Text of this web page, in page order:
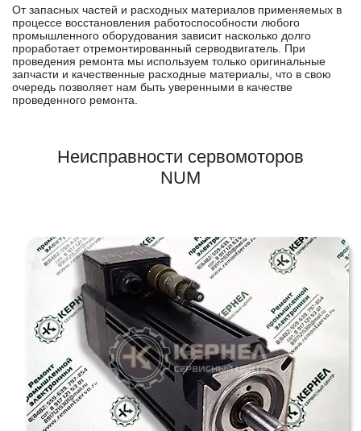
От запасных частей и расходных материалов применяемых в
процессе восстановления работоспособности любого
промышленного оборудования зависит насколько долго
проработает отремонтированный серводвигатель. При
проведения ремонта мы используем только оригинальные
запчасти и качественные расходные материалы, что в свою
очередь позволяет нам быть уверенными в качестве
проведенного ремонта.
Неисправности сервомоторов
NUM